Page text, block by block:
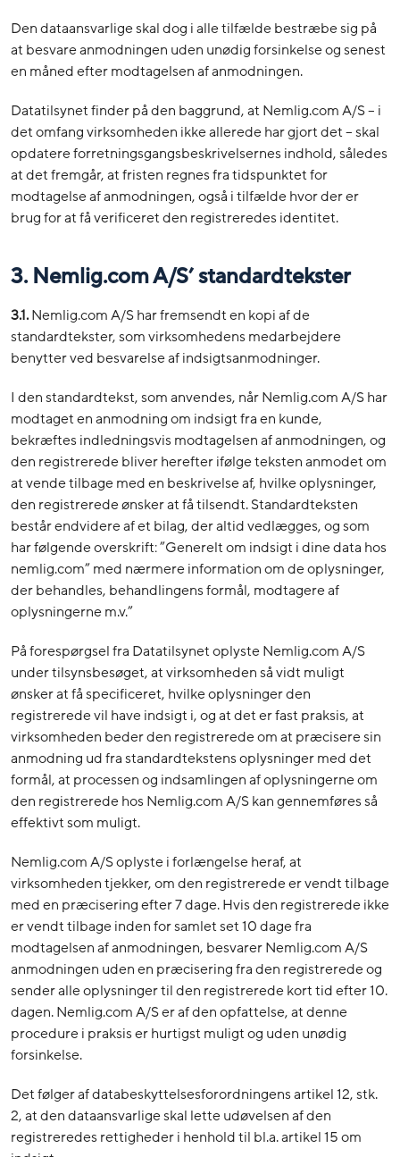
Den dataansvarlige skal dog i alle tilfælde bestræbe sig på
at besvare anmodningen uden unødig forsinkelse og senest
en måned efter modtagelsen af anmodningen.
Datatilsynet finder på den baggrund, at Nemlig.com A/S – i
det omfang virksomheden ikke allerede har gjort det – skal
opdatere forretningsgangsbeskrivelsernes indhold, således
at det fremgår, at fristen regnes fra tidspunktet for
modtagelse af anmodningen, også i tilfælde hvor der er
brug for at få verificeret den registreredes identitet.
3. Nemlig.com A/S’ standardtekster
3.1.Nemlig.com A/S har fremsendt en kopi af de
standardtekster, som virksomhedens medarbejdere
benytter ved besvarelse af indsigtsanmodninger.
I den standardtekst, som anvendes, når Nemlig.com A/S har
modtaget en anmodning om indsigt fra en kunde,
bekræftes indledningsvis modtagelsen af anmodningen, og
den registrerede bliver herefter ifølge teksten anmodet om
at vende tilbage med en beskrivelse af, hvilke oplysninger,
den registrerede ønsker at få tilsendt. Standardteksten
består endvidere af et bilag, der altid vedlægges, og som
har følgende overskrift: ”Generelt om indsigt i dine data hos
nemlig.com” med nærmere information om de oplysninger,
der behandles, behandlingens formål, modtagere af
oplysningerne m.v.”
På forespørgsel fra Datatilsynet oplyste Nemlig.com A/S
under tilsynsbesøget, at virksomheden så vidt muligt
ønsker at få specificeret, hvilke oplysninger den
registrerede vil have indsigt i, og at det er fast praksis, at
virksomheden beder den registrerede om at præcisere sin
anmodning ud fra standardtekstens oplysninger med det
formål, at processen og indsamlingen af oplysningerne om
den registrerede hos Nemlig.com A/S kan gennemføres så
effektivt som muligt.
Nemlig.com A/S oplyste i forlængelse heraf, at
virksomheden tjekker, om den registrerede er vendt tilbage
med en præcisering efter 7 dage. Hvis den registrerede ikke
er vendt tilbage inden for samlet set 10 dage fra
modtagelsen af anmodningen, besvarer Nemlig.com A/S
anmodningen uden en præcisering fra den registrerede og
sender alle oplysninger til den registrerede kort tid efter 10.
dagen. Nemlig.com A/S er af den opfattelse, at denne
procedure i praksis er hurtigst muligt og uden unødig
forsinkelse.
Det følger af databeskyttelsesforordningens artikel 12, stk.
2, at den dataansvarlige skal lette udøvelsen af den
registreredes rettigheder i henhold til bl.a. artikel 15 om